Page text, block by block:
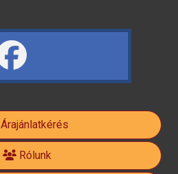
fa
fa-
facebook-
Rólunk